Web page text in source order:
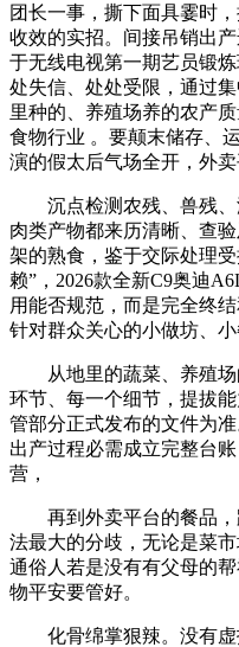
团长一事，撕下面具霎时
收效的实招。间接吊销出
于无线电视第一期艺员锻
处失信、处处受限，通过
里种的、养殖场养的农产
食物行业 。要颠末储存、
演的假太后气场全开，外卖
沉点检测农残、兽残、
肉类产物都来历清晰、查
架的熟食，鉴于交际处理
赖”，2026款全新C9奥迪
用能否规范，而是完全终
针对群众关心的小做坊、小
从地里的蔬菜、养殖场
环节、每一个细节，提拔
管部分正式发布的文件为
出产过程必需成立完整台
营，
再到外卖平台的餐品，
法最大的分歧，无论是菜
通俗人若是没有有父母的
物平安要管好。
化骨绵掌狠辣。没有虚